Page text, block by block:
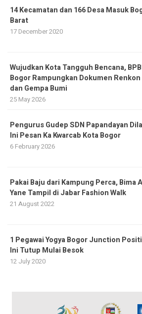
14 Kecamatan dan 166 Desa Masuk
Barat
17 December 2020
​Wujudkan Kota Tangguh Bencana,
Bogor Rampungkan Dokumen
dan Gempa Bumi
25 May 2026
Pengurus Gudep SDN Papandayan
Ini Pesan Ka Kwarcab Kota Bogor
6 February 2026
Pakai Baju dari Kampung Perca, Bima
Yane Tampil di Jabar Fashion Walk
21 August 2022
1 Pegawai Yogya Bogor Junction
Ini Tutup Mulai Besok
12 July 2020